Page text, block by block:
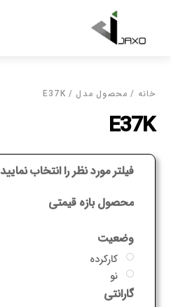
content
خانه / محصول مدل / E37K
E37K
فیلتر مورد نظر را انتخاب نمایید
محصول بازه قیمتی
وضعیت
کارکرده
نو
گارانتی